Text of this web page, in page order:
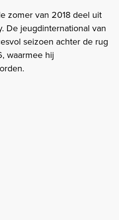
zomer van 2018 deel uit
De jeugdinternational van
seizoen achter de rug
waarmee hij